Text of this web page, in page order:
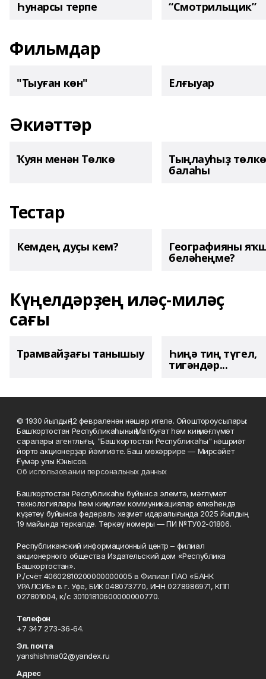
Һунарсы терпе “Смотрильщик”
Фильмдар
"Тыуған көн" Елғыуар
Әкиәттәр
Ҡуян менән Төлкө Тыңлауһыҙ төлкө
балаһы
Тестар
Кемдең дуҫы кем? Географияны
беләһеңме?
Күңелдәрҙең иләҫ-миләҫ
сағы
Трамвайҙағы танышыу Һиңә тиң түгел,
тигәндәр...
© 1930 йылдың 12 февраленән нәшер ителә. Ойоштороусылары:
Башҡортостан Республикаһының Матбуғат һәм киң мәғлүмәт
саралары агентлығы, "Башҡортостан Республикаһы" нәшриәт
йорто акционерҙар йәмғиәте. Баш мөхәррире — Мирсәйет
Ғүмәр улы Юнысов.
Об использовании персональных данных
Башҡортостан Республикаһы буйынса элемтә, мәғлүмәт
технологиялары һәм киңкүләм коммуникациялар өлкәһендә
күҙәтеү буйынса федераль хеҙмәт идаралығында 2025 йылдың
19 майында теркәлде. Теркәү номеры — ПИ №ТУ02-01806.
Республиканский информационный центр – филиал
акционерного общества Издательский дом «Республика
Башкортостан».
Р./счёт 40602810200000000005 в Филиал ПАО «БАНК
УРАЛСИБ» в г. Уфе, БИК 048073770, ИНН 0278986971, КПП
027801004, к/с 30101810600000000770.
Телефон
+7 347 273-36-64.
Эл. почта
yanshishma02@yandex.ru
Адрес